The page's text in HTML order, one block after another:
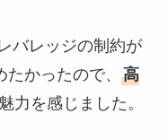
バレッジの制約が
かったので、 高
力を感じました。